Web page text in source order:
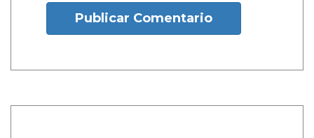
Publicar Comentario